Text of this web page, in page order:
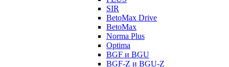
SIR
BetoMax Drive
BetoMax
Norma Plus
Optima
BGF и BGU
BGF-Z и BGU-Z